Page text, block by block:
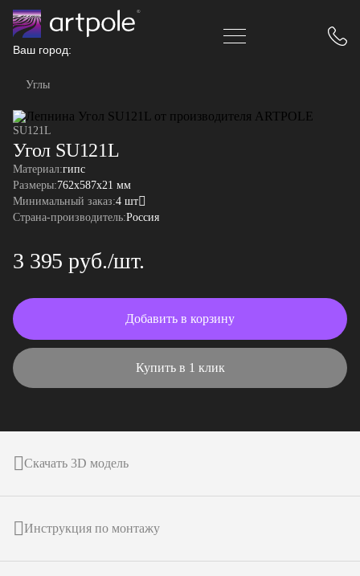
Ваш город:
Углы
SU121L
Угол SU121L
Материал:гипс
Размеры:762x587x21 мм
Минимальный заказ:4 шт
Страна-производитель:Россия
3 395 руб./шт.
Добавить в корзину
Купить в 1 клик
Скачать 3D модель
Инструкция по монтажу